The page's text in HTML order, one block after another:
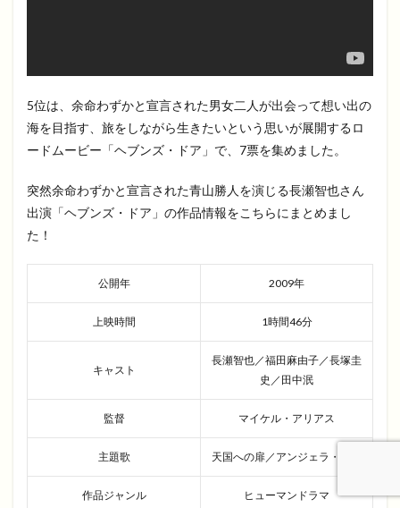
5位は、余命わずかと宣言された男女二人が出会って想い出の
海を目指す、旅をしながら生きたいという思いが展開するロ
ードムービー「ヘブンズ・ドア」で、7票を集めました。
突然余命わずかと宣言された青山勝人を演じる長瀬智也さん
出演「ヘブンズ・ドア」の作品情報をこちらにまとめまし
た！
公開年 2009年
上映時間 1時間46分
キャスト
長瀬智也／福田麻由子／長塚圭
史／田中泯
監督 マイケル・アリアス
主題歌 天国への扉／アンジェラ・アキ
作品ジャンル ヒューマンドラマ